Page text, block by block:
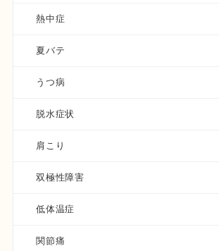
熱中症
夏バテ
うつ病
脱水症状
肩こり
双極性障害
低体温症
関節痛